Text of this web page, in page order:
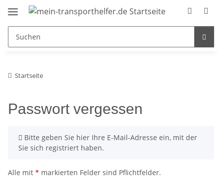
Startseite
Passwort vergessen
x Bitte geben Sie hier Ihre E-Mail-Adresse ein, mit der
Sie sich registriert haben.
Alle mit * markierten Felder sind Pflichtfelder.